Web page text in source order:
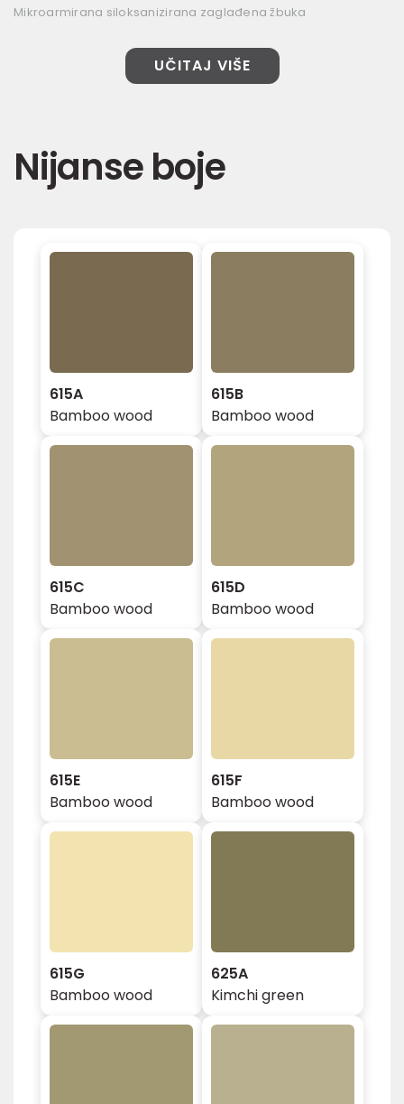
Mikroarmirana siloksanizirana zaglađena žbuka
UČITAJ VIŠE
Nijanse boje
615A
Bamboo wood
615B
Bamboo wood
615C
Bamboo wood
615D
Bamboo wood
615E
Bamboo wood
615F
Bamboo wood
615G
Bamboo wood
625A
Kimchi green